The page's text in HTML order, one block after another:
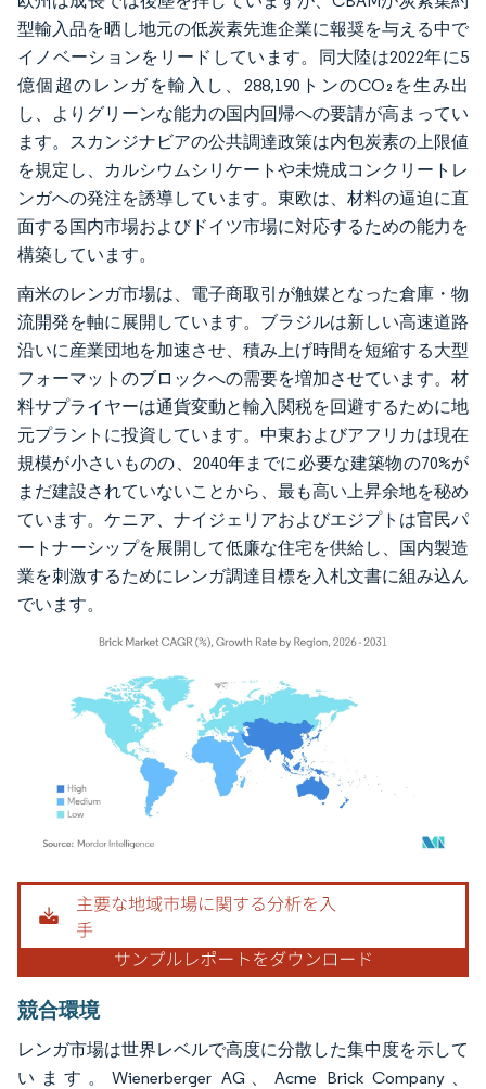
型輸入品を晒し地元の低炭素先進企業に報奨を与える中で
イノベーションをリードしています。同大陸は2022年に5
億個超のレンガを輸入し、288,190トンのCO₂を生み出
し、よりグリーンな能力の国内回帰への要請が高まってい
ます。スカンジナビアの公共調達政策は内包炭素の上限値
を規定し、カルシウムシリケートや未焼成コンクリートレ
ンガへの発注を誘導しています。東欧は、材料の逼迫に直
面する国内市場およびドイツ市場に対応するための能力を
構築しています。
南米のレンガ市場は、電子商取引が触媒となった倉庫・物
流開発を軸に展開しています。ブラジルは新しい高速道路
沿いに産業団地を加速させ、積み上げ時間を短縮する大型
フォーマットのブロックへの需要を増加させています。材
料サプライヤーは通貨変動と輸入関税を回避するために地
元プラントに投資しています。中東およびアフリカは現在
規模が小さいものの、2040年までに必要な建築物の70%が
まだ建設されていないことから、最も高い上昇余地を秘め
ています。ケニア、ナイジェリアおよびエジプトは官民パ
ートナーシップを展開して低廉な住宅を供給し、国内製造
業を刺激するためにレンガ調達目標を入札文書に組み込ん
でいます。
画像 © Mordor Intelligence。再利用にはCC BY 4.0の表示が必要です。
競合環境
レンガ市場は世界レベルで高度に分散した集中度を示して
います。Wienerberger AG、Acme Brick Company、